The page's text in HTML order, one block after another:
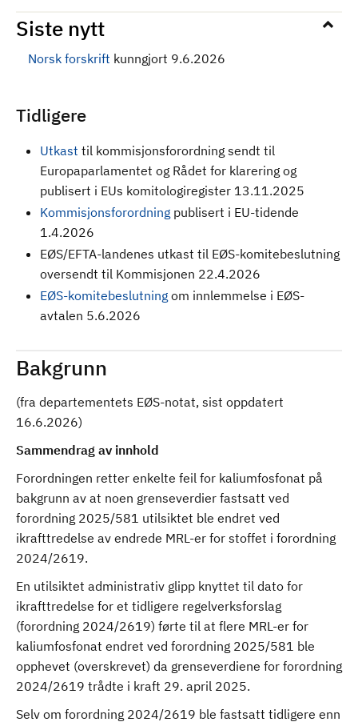
Siste nytt
Norsk forskrift kunngjort 9.6.2026
Tidligere
Utkast til kommisjonsforordning sendt til
Europaparlamentet og Rådet for klarering og
publisert i EUs komitologiregister 13.11.2025
Kommisjonsforordning publisert i EU-tidende
1.4.2026
EØS/EFTA-landenes utkast til EØS-komitebeslutning
oversendt til Kommisjonen 22.4.2026
EØS-komitebeslutning om innlemmelse i EØS-
avtalen 5.6.2026
Bakgrunn
(fra departementets EØS-notat, sist oppdatert
16.6.2026)
Sammendrag av innhold
Forordningen retter enkelte feil for kaliumfosfonat på
bakgrunn av at noen grenseverdier fastsatt ved
forordning 2025/581 utilsiktet ble endret ved
ikrafttredelse av endrede MRL-er for stoffet i forordning
2024/2619.
En utilsiktet administrativ glipp knyttet til dato for
ikrafttredelse for et tidligere regelverksforslag
(forordning 2024/2619) førte til at flere MRL-er for
kaliumfosfonat endret ved forordning 2025/581 ble
opphevet (overskrevet) da grenseverdiene for forordning
2024/2619 trådte i kraft 29. april 2025.
Selv om forordning 2024/2619 ble fastsatt tidligere enn